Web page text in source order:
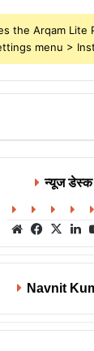
the Arqam Lite
menu >
न्यूज डेस्क
WebsiteX
Navnit